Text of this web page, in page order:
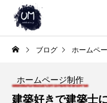
ブログ ホームペ
ホームページ制作
建築好きで建築士